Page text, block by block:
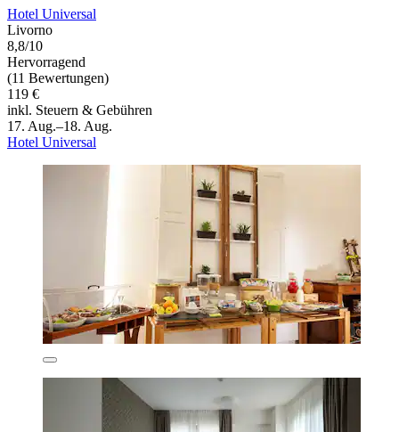
Hotel Universal
Livorno
8,8/10
Hervorragend
(11 Bewertungen)
119 €
inkl. Steuern & Gebühren
17. Aug.–18. Aug.
Hotel Universal